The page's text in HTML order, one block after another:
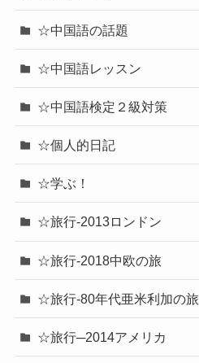
☆中国語の話題
☆中国語レッスン
☆中国語検定２級対策
☆個人的日記
☆学ぶ！
☆旅行-2013ロンドン
☆旅行-2018中欧の旅
☆旅行-80年代亜米利加の旅
☆旅行─2014アメリカ